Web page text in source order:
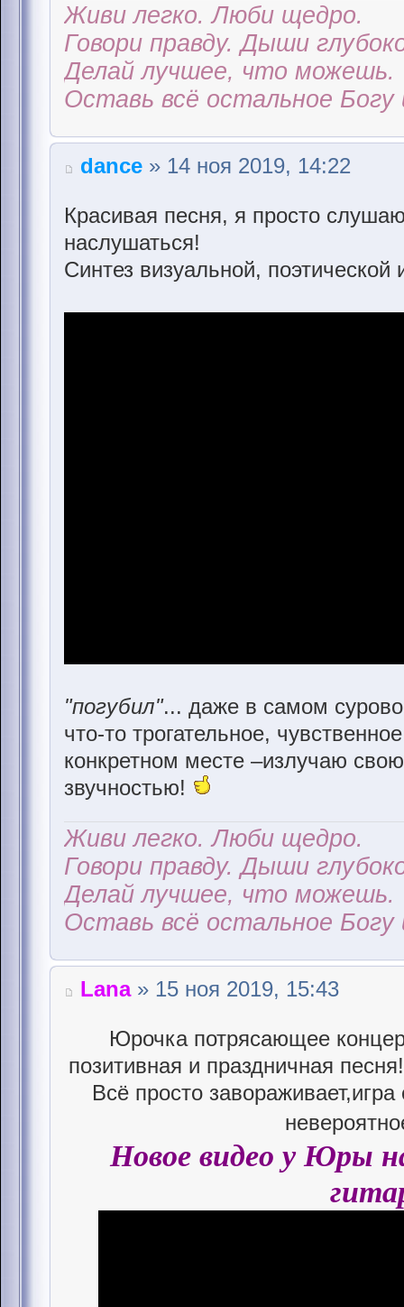
Живи легко. Люби щедро.
Говори правду. Дыши
Делай лучшее, что можешь.
Оставь всё остальное Богу
dance » 14 ноя 2019, 14:22
Красивая песня, я просто
наслушаться!
Синтез визуальной,
"погубил"... даже в самом
что-то трогательное,
конкретном месте –излучаю
звучностью!
Живи легко. Люби щедро.
Говори правду. Дыши
Делай лучшее, что можешь.
Оставь всё остальное Богу
Lana» 15 ноя 2019, 15:43
Юрочка потрясающее
позитивная и праздничная
Всё просто
Новое видео у Юры